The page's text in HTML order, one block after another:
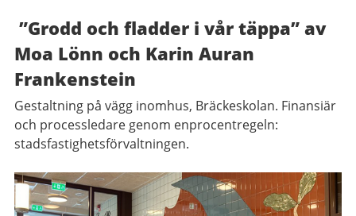
”Grodd och fladder i vår täppa” av
Moa Lönn och Karin Auran
Frankenstein
Gestaltning på vägg inomhus, Bräckeskolan. Finansiär
och processledare genom enprocentregeln:
stadsfastighetsförvaltningen.